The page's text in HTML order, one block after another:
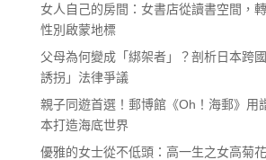
女人自己的房間：女書店從讀書空間，
性別啟蒙地標
父母為何變成「綁架者」？剖析日本跨
誘拐」法律爭議
親子同遊首選！郵博館《Oh！海郵》用
本打造海底世界
優雅的女士從不低頭：高一生之女高菊